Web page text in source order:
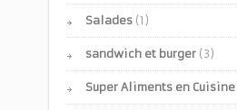
Salades (1)
sandwich et burger (3)
Super Aliments en Cuisine